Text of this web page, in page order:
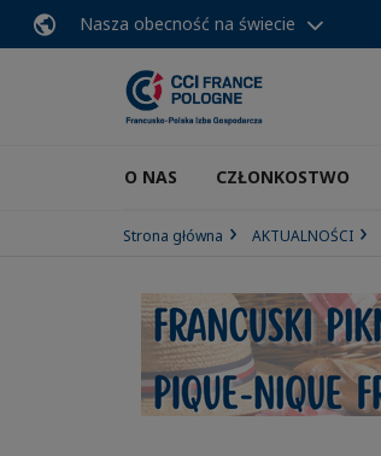
Nasza obecność na świecie
O NAS CZŁONKOSTWO
Strona główna AKTUALNOŚCI